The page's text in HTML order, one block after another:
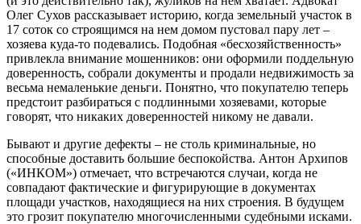
Олег Сухов рассказывает историю, когда земельный участок в
17 соток со строящимся на нем домом пустовал пару лет –
хозяева куда-то подевались. Подобная «бесхозяйственность»
привлекла внимание мошенников: они оформили поддельную
доверенность, собрали документы и продали недвижимость за
весьма немаленькие деньги. Понятно, что покупателю теперь
предстоит разбираться с подлинными хозяевами, которые
говорят, что никаких доверенностей никому не давали.
Бывают и другие дефекты – не столь криминальные, но
способные доставить большие беспокойства. Антон Архипов
(«ИНКОМ») отмечает, что встречаются случаи, когда не
совпадают фактические и фигурирующие в документах
площади участков, находящиеся на них строения. В будущем
это грозит покупателю многочисленными судебными исками.